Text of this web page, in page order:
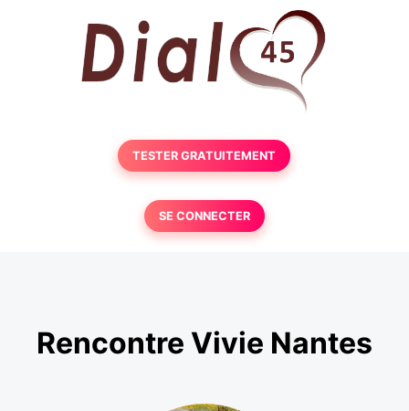
TESTER GRATUITEMENT
SE CONNECTER
Rencontre Vivie Nantes